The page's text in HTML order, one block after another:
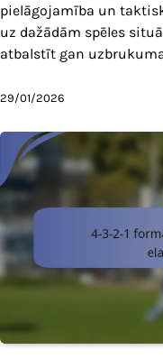
pielāgojamība un
uz dažādām spēles
atbalstīt gan
29/01/2026